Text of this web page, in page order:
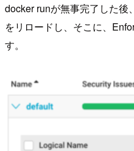
docker runが無事完了した後
をリロードし、そこに、
す。